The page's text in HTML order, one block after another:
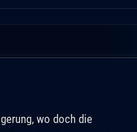
wo doch die